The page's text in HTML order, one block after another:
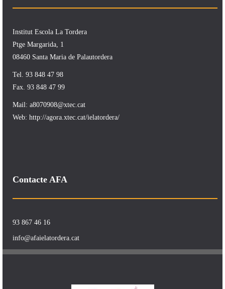
Institut Escola La Tordera
Ptge Margarida, 1
08460 Santa Maria de Palautordera
Tel. 93 848 47 98
Fax. 93 848 47 99
Mail: a8070908@xtec.cat
Web: http://agora.xtec.cat/ielatordera/
Contacte AFA
93 867 46 16
info@afaielatordera.cat